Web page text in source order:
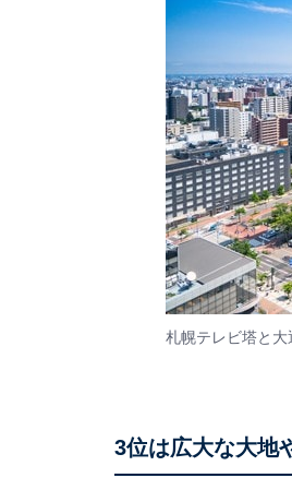
札幌テレビ塔と大
3位は広大な大地